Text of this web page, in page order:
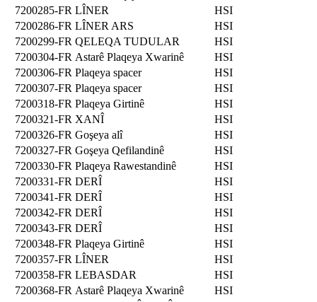
7200285-FR LÎNER
HSI
7200286-FR LÎNER ARS
HSI
7200299-FR QELEQA TUDULAR
HSI
7200304-FR Astarê Plaqeya Xwarinê
HSI
7200306-FR Plaqeya spacer
HSI
7200307-FR Plaqeya spacer
HSI
7200318-FR Plaqeya Girtinê
HSI
7200321-FR XANÎ
HSI
7200326-FR Goşeya alî
HSI
7200327-FR Goşeya Qefilandinê
HSI
7200330-FR Plaqeya Rawestandinê
HSI
7200331-FR DERÎ
HSI
7200341-FR DERÎ
HSI
7200342-FR DERÎ
HSI
7200343-FR DERÎ
HSI
7200348-FR Plaqeya Girtinê
HSI
7200357-FR LÎNER
HSI
7200358-FR LEBASDAR
HSI
7200368-FR Astarê Plaqeya Xwarinê
HSI